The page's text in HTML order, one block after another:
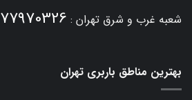
شعبه غرب و شرق تهران : 77970326
بهترین مناطق باربری تهران